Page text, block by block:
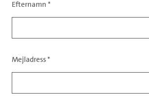
Efternamn *
Kontaktinformation
Mejladress*